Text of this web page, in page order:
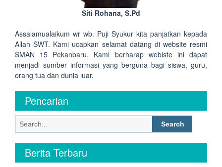
Siti Rohana, S.Pd
Assalamualaikum wr wb. Puji Syukur kita panjatkan kepada
Allah SWT. Kami ucapkan selamat datang di website resmi
SMAN 15 Pekanbaru. Kami berharap webiste ini dapat
menjadi sumber informasi yang berguna bagi siswa, guru,
orang tua dan dunia luar.
Pencarian
Search
for:
Berita Terbaru